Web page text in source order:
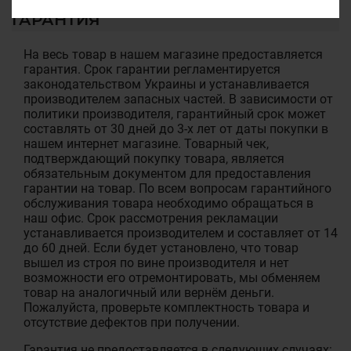
ГАРАНТИЯ
На весь товар в нашем магазине предоставляется
гарантия. Срок гарантии регламентируется
законодательством Украины и устанавливается
производителем запасных частей. В зависимости от
политики производителя, гарантийный срок может
составлять от 30 дней до 3-х лет от даты покупки в
нашем интернет магазине. Товарный чек,
подтверждающий покупку товара, является
обязательным документом для предоставления
гарантии на товар. По всем вопросам гарантийного
обслуживания товара необходимо обращаться в
наш офис. Срок рассмотрения рекламации
устанавливается производителем и составляет от 14
до 60 дней. Если будет установлено, что товар
вышел из строя по вине производителя и нет
возможности его отремонтировать, мы обменяем
товар на аналогичный или вернём деньги.
Пожалуйста, проверьте комплектность товара и
отсутствие дефектов при получении.